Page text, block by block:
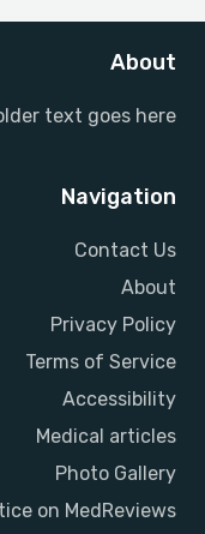
About
text goes here.
Navigation
Contact Us
About
Privacy Policy
Terms of Service
Accessibility
Medical articles
Photo Gallery
on MedReviews